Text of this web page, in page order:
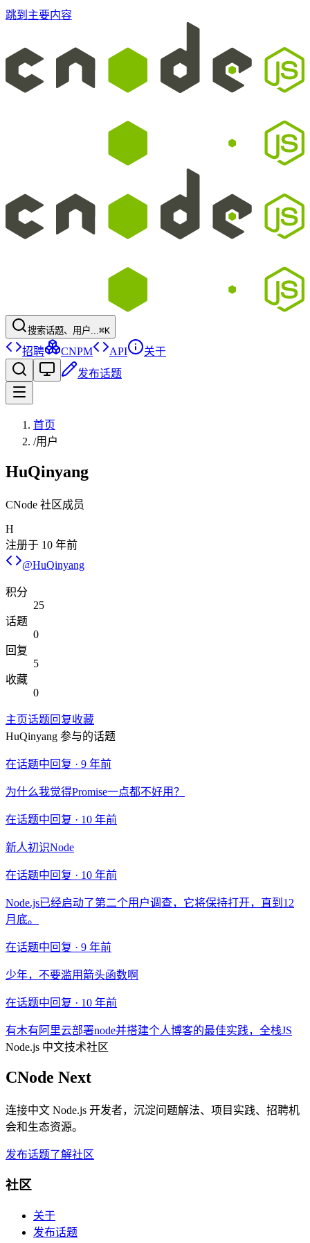
跳到主要内容
搜索话题、用户...⌘K
招聘 CNPM API
关于
发布话题
首页
/用户
HuQinyang
CNode 社区成员
H
注册于 10 年前
@HuQinyang
积分
25
话题
0
回复
5
收藏
0
主页话题回复收藏
HuQinyang 参与的话题
在话题中回复 · 9 年前
为什么我觉得Promise一点都不好用？
在话题中回复 · 10 年前
新人初识Node
在话题中回复 · 10 年前
Node.js已经启动了第二个用户调查，它将保持打开，直到12
月底。
在话题中回复 · 9 年前
少年，不要滥用箭头函数啊
在话题中回复 · 10 年前
有木有阿里云部署node并搭建个人博客的最佳实践，全栈JS
Node.js 中文技术社区
CNode Next
连接中文 Node.js 开发者，沉淀问题解法、项目实践、招聘机
会和生态资源。
发布话题了解社区
社区
关于
发布话题